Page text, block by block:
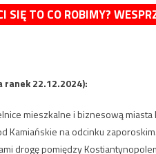
SIĘ TO CO ROBIMY?
ranek 22.12.2024):
mieszkalne i biznesową miasta
Kamiańskie na odcinku
drogę pomiędzy